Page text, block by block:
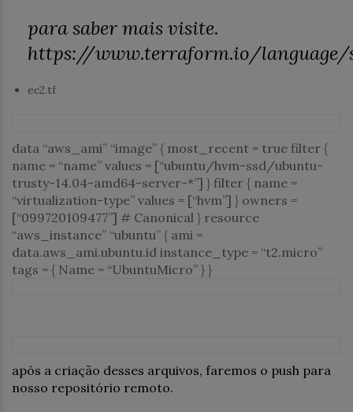
para saber mais visite.
https://www.terraform.io/language/
ec2.tf
data “aws_ami” “image” { most_recent = true filter {
name = “name” values = [“ubuntu/hvm-ssd/ubuntu-
trusty-14.04-amd64-server-*”] } filter { name =
“virtualization-type” values = [“hvm”] } owners =
[“099720109477”] # Canonical } resource
“aws_instance” “ubuntu” { ami =
data.aws_ami.ubuntu.id instance_type = “t2.micro”
tags = { Name = “UbuntuMicro” } }
após a criação desses arquivos, faremos o push para
nosso repositório remoto.